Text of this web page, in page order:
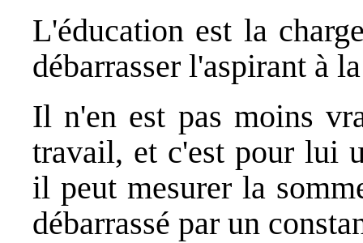
L'éducation est la
débarrasser l'aspirant à
Il n'en est pas moins
travail, et c'est pour lui
il peut mesurer la
débarrassé par un